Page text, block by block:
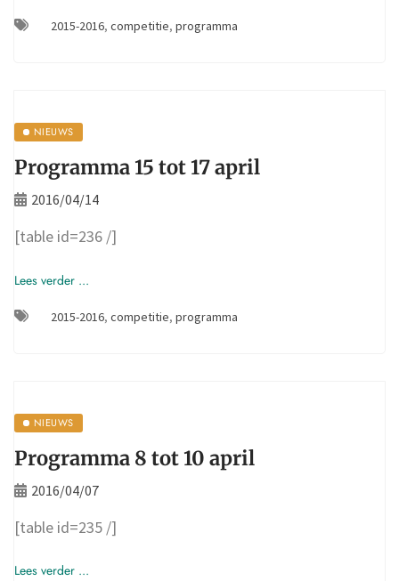
2015-2016, competitie, programma
NIEUWS
Programma 15 tot 17 april
2016/04/14
[table id=236 /]
Lees verder ...
2015-2016, competitie, programma
NIEUWS
Programma 8 tot 10 april
2016/04/07
[table id=235 /]
Lees verder ...